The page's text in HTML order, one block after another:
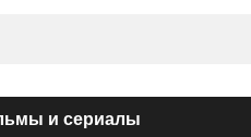
и сериалы